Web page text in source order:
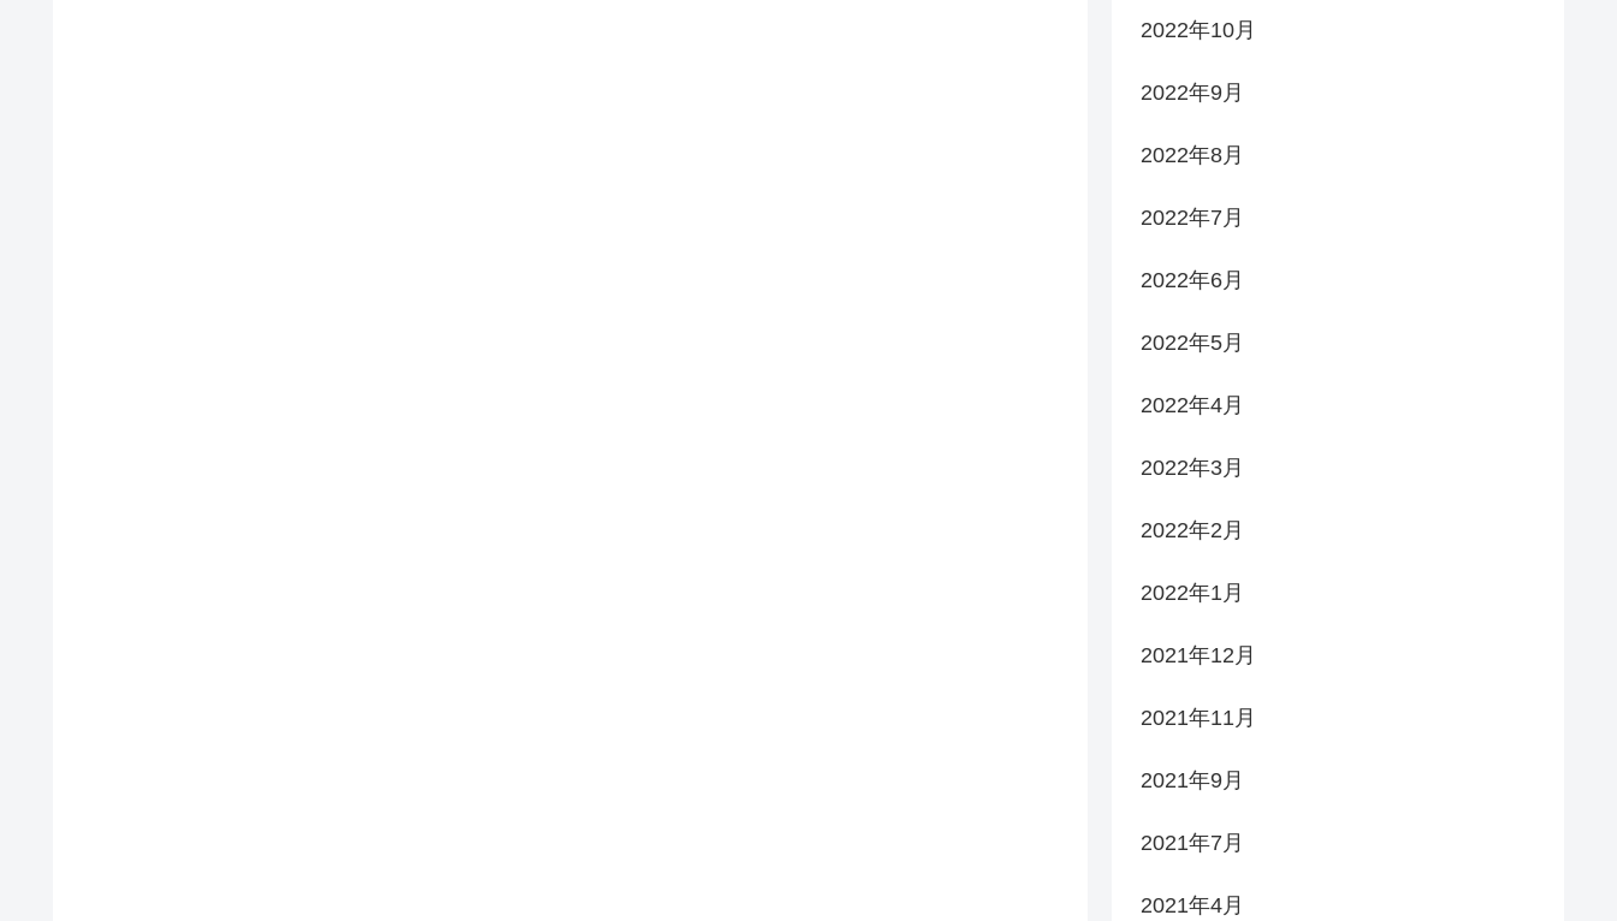
2022年10月
2022年9月
2022年8月
2022年7月
2022年6月
2022年5月
2022年4月
2022年3月
2022年2月
2022年1月
2021年12月
2021年11月
2021年9月
2021年7月
2021年4月